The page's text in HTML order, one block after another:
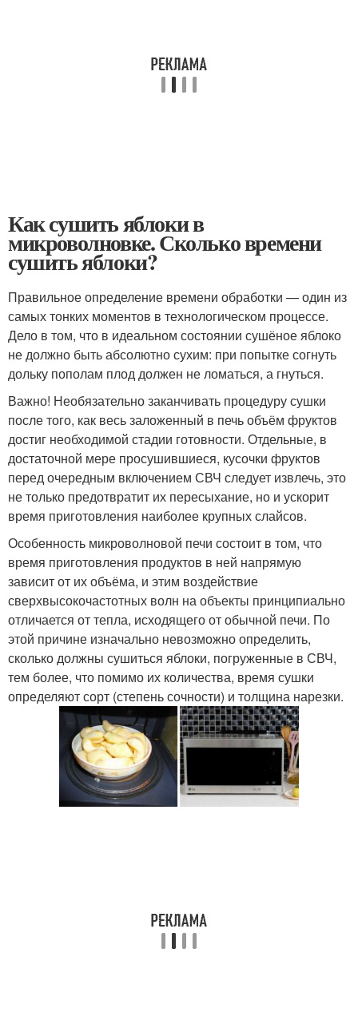
Как сушить яблоки в
микроволновке. Сколько времени
сушить яблоки?
Правильное определение времени обработки — один из
самых тонких моментов в технологическом процессе.
Дело в том, что в идеальном состоянии сушёное яблоко
не должно быть абсолютно сухим: при попытке согнуть
дольку пополам плод должен не ломаться, а гнуться.
Важно! Необязательно заканчивать процедуру сушки
после того, как весь заложенный в печь объём фруктов
достиг необходимой стадии готовности. Отдельные, в
достаточной мере просушившиеся, кусочки фруктов
перед очередным включением СВЧ следует извлечь, это
не только предотвратит их пересыхание, но и ускорит
время приготовления наиболее крупных слайсов.
Особенность микроволновой печи состоит в том, что
время приготовления продуктов в ней напрямую
зависит от их объёма, и этим воздействие
сверхвысокочастотных волн на объекты принципиально
отличается от тепла, исходящего от обычной печи. По
этой причине изначально невозможно определить,
сколько должны сушиться яблоки, погруженные в СВЧ,
тем более, что помимо их количества, время сушки
определяют сорт (степень сочности) и толщина нарезки.